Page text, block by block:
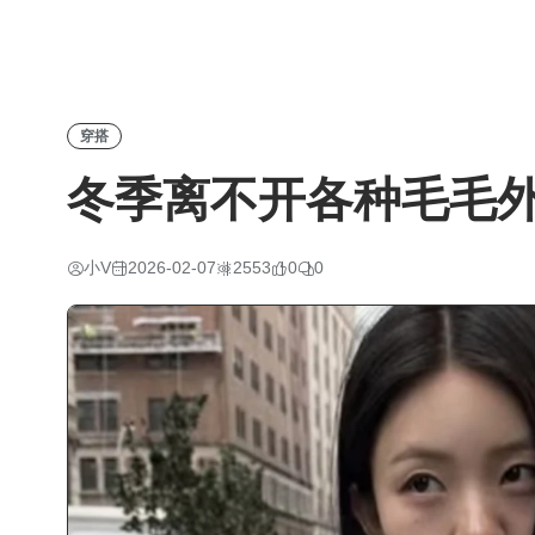
穿搭
冬季离不开各种毛毛
小V 2026-02-07 2553 0 0